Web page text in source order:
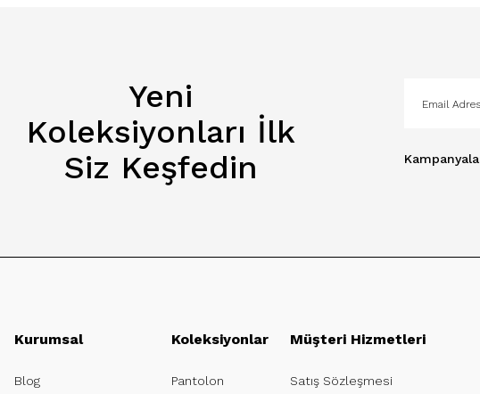
Yeni
Koleksiyonları İlk
Siz Keşfedin
Kurumsal
Blog
Koleksiyonlar
Pantolon
Müşteri Hizmetleri
Satış Sözleşmesi